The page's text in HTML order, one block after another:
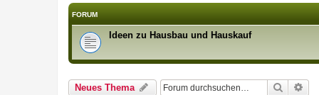
FORUM
Ideen zu Hausbau und Hauskauf
Neues Thema Suche